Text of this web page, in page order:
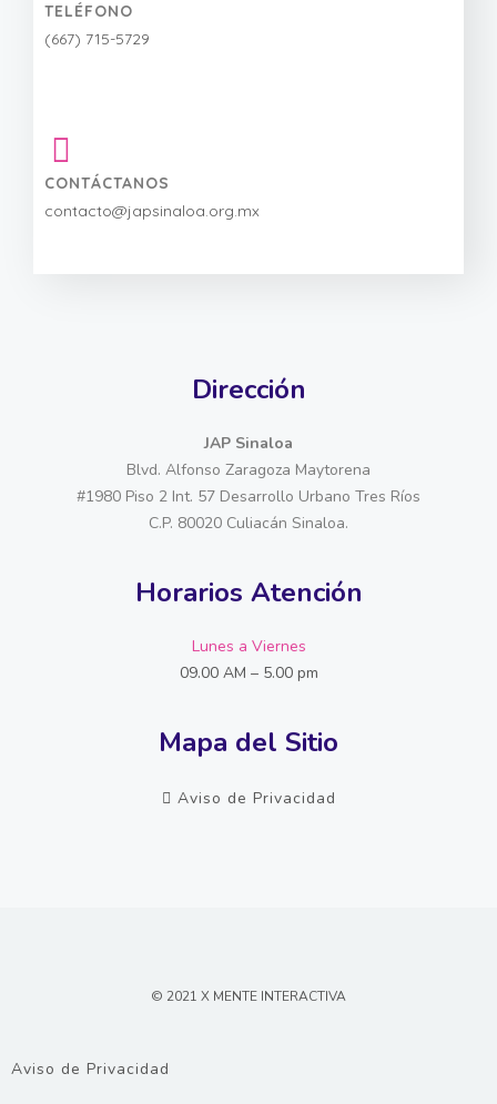
TELÉFONO
(667) 715-5729
CONTÁCTANOS
contacto@japsinaloa.org.mx
Dirección
JAP Sinaloa
Blvd. Alfonso Zaragoza Maytorena
#1980 Piso 2 Int. 57 Desarrollo Urbano Tres Ríos
C.P. 80020 Culiacán Sinaloa.
Horarios Atención
Lunes a Viernes
09.00 AM – 5.00 pm
Mapa del Sitio
Aviso de Privacidad
© 2021 X MENTE INTERACTIVA
Aviso de Privacidad